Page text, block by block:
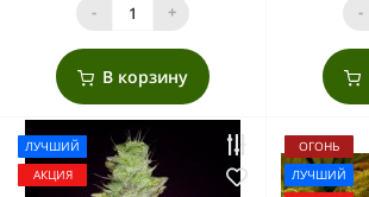
- +
В корзину
-
ЛУЧШИЙ
АКЦИЯ
ОГОНЬ
ЛУЧШИЙ